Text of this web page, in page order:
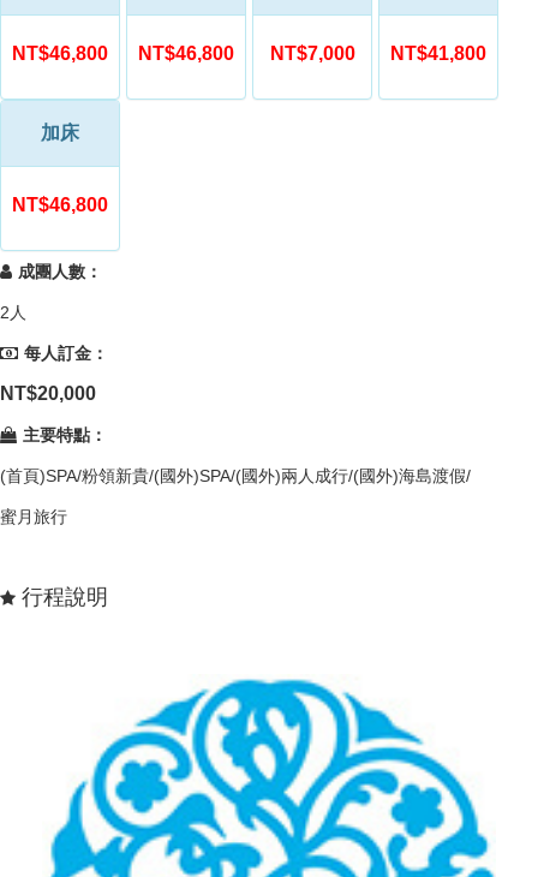
NT$46,800 NT$46,800 NT$7,000 NT$41,800
加床
NT$46,800
成團人數：
2人
每人訂金：
NT$20,000
主要特點：
(首頁)SPA/粉領新貴/(國外)SPA/(國外)兩人成行/(國外)海島渡假/
蜜月旅行
行程說明